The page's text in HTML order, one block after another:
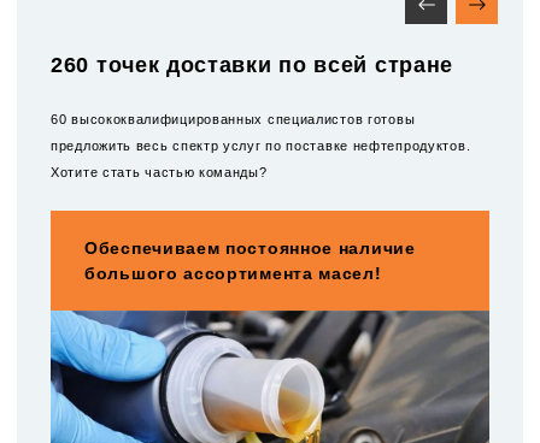
260 точек доставки по всей стране
60 высококвалифицированных специалистов готовы
предложить весь спектр услуг по поставке нефтепродуктов.
Хотите стать частью команды?
Обеспечиваем постоянное наличие
большого ассортимента масел!